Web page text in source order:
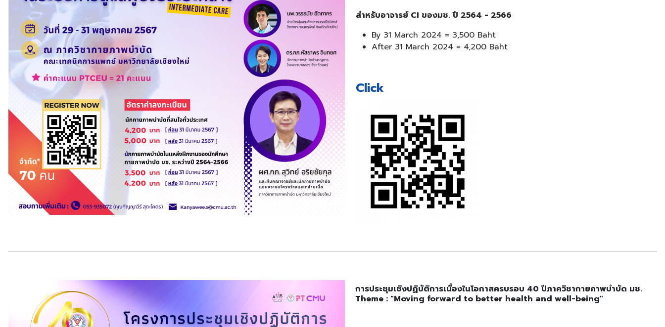
สำหรับอาจารย์ CI ของมช. ปี 2564 - 2566
By 31 March 2024 = 3,500 Baht
After 31 March 2024 = 4,200 Baht
Click
การประชุมเชิงปฏิบัติการเนื่องในโอกาสครบรอบ 40 ปีภาควิชากายภาพบำบัด มช.
Theme : "Moving forward to better health and well-being"